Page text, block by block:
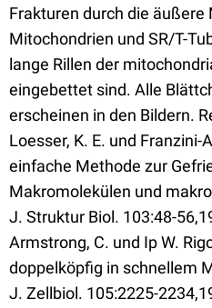
Frakturen durch die äußere
Mitochondrien und SR/T-
lange Rillen der
eingebettet sind. Alle
erscheinen in den Bildern.
Loesser, K. E. und Franzini-
einfache Methode zur
Makromolekülen und
J. Struktur Biol. 103:48-
Armstrong, C. und Ip W.
doppelköpfig in schnellem
J. Zellbiol. 105:2225-